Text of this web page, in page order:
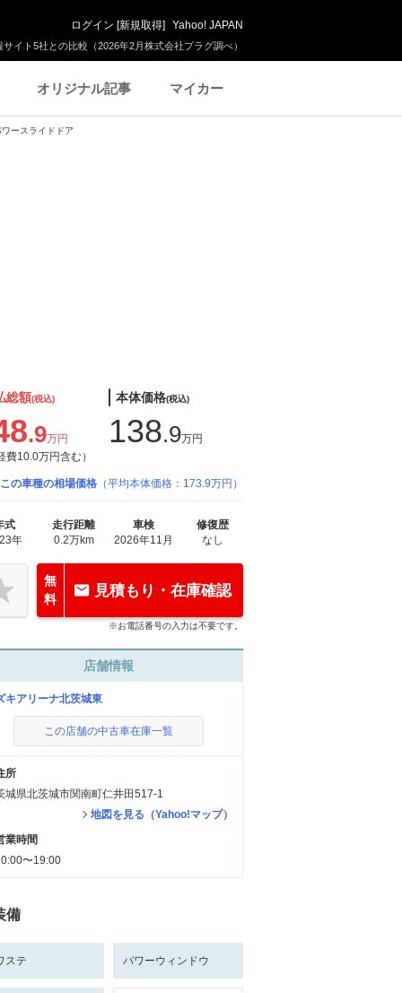
イト5社との比較（2026年2月株式会社プラグ調べ）
ログイン [新規取得] Yahoo! JAPAN
オリジナル記事 マイカー
ースライドドア
総額(税込)
.9万円
費10.0万円含む）
本体価格(税込)
138.9万円
この車種の相場価格 （平均本体価格：173.9万円）
式
年
走行距離
0.2万km
車検
2026年11月
修復歴
なし
無
料
見積もり・在庫確認
※お電話番号の入力は不要です。
店舗情報
キアリーナ北茨城東
この店舗の中古車在庫一覧
所
城県北茨城市関南町仁井田517-1
地図を見る（Yahoo!マップ）
業時間
〜19:00
備
ステ パワーウィンドウ